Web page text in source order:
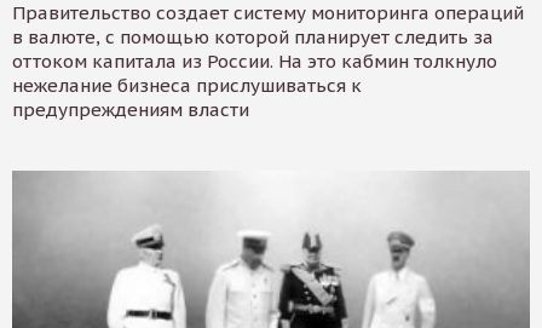
Правительство создает систему мониторинга операций
в валюте, с помощью которой планирует следить за
оттоком капитала из России. На это кабмин толкнуло
нежелание бизнеса прислушиваться к
предупреждениям власти